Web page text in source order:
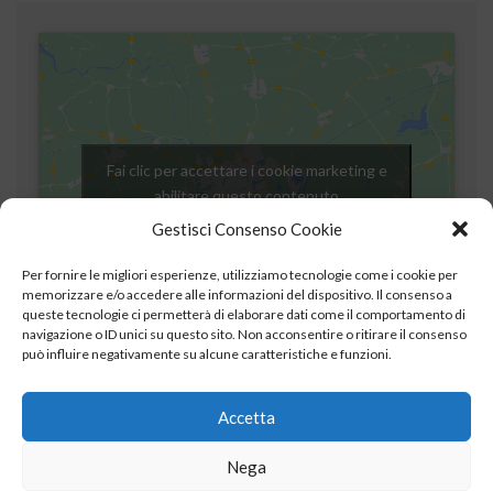
Gestisci Consenso Cookie
Per fornire le migliori esperienze, utilizziamo tecnologie come i cookie per
memorizzare e/o accedere alle informazioni del dispositivo. Il consenso a
queste tecnologie ci permetterà di elaborare dati come il comportamento di
navigazione o ID unici su questo sito. Non acconsentire o ritirare il consenso
può influire negativamente su alcune caratteristiche e funzioni.
Accetta
Nega
Fai clic per accettare i cookie marketing e
abilitare questo contenuto
© Copyright 2018-2019 by Baglio Trinacria – Design By